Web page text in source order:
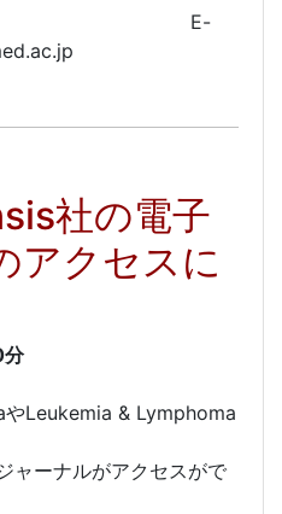
社の電子
アクセスに
Leukemia & Lymphoma
ャーナルがアクセスがで